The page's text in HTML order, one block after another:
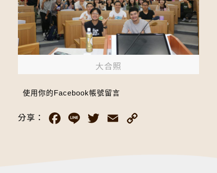
大合照
使用你的Facebook帳號留言
分享： Facebook
LineTwitter
Email